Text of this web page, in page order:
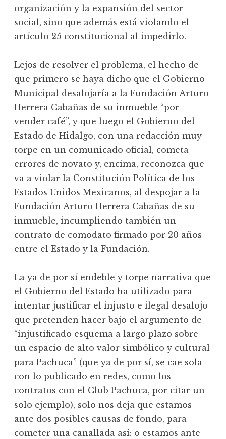
organización y la expansión del sector
social, sino que además está violando el
artículo 25 constitucional al impedirlo.
Lejos de resolver el problema, el hecho de
que primero se haya dicho que el Gobierno
Municipal desalojaría a la Fundación Arturo
Herrera Cabañas de su inmueble “por
vender café”, y que luego el Gobierno del
Estado de Hidalgo, con una redacción muy
torpe en un comunicado oficial, cometa
errores de novato y, encima, reconozca que
va a violar la Constitución Política de los
Estados Unidos Mexicanos, al despojar a la
Fundación Arturo Herrera Cabañas de su
inmueble, incumpliendo también un
contrato de comodato firmado por 20 años
entre el Estado y la Fundación.
La ya de por sí endeble y torpe narrativa que
el Gobierno del Estado ha utilizado para
intentar justificar el injusto e ilegal desalojo
que pretenden hacer bajo el argumento de
“injustificado esquema a largo plazo sobre
un espacio de alto valor simbólico y cultural
para Pachuca” (que ya de por sí, se cae sola
con lo publicado en redes, como los
contratos con el Club Pachuca, por citar un
solo ejemplo), solo nos deja que estamos
ante dos posibles causas de fondo, para
cometer una canallada así: o estamos ante